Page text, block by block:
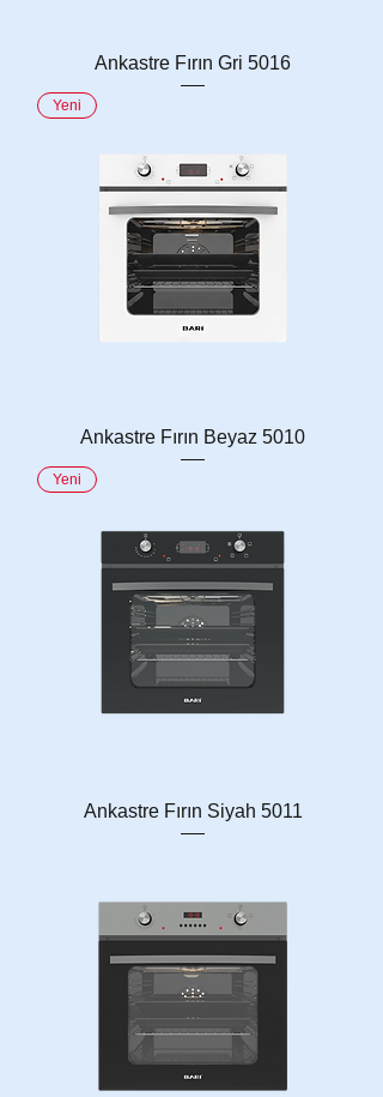
Ankastre Fırın Gri 5016
Yeni
Ankastre Fırın Beyaz 5010
Yeni
Ankastre Fırın Siyah 5011